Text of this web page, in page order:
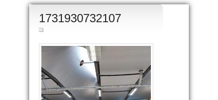
20
1731930732107